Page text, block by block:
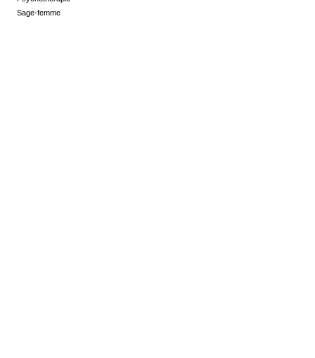
Sage-femme